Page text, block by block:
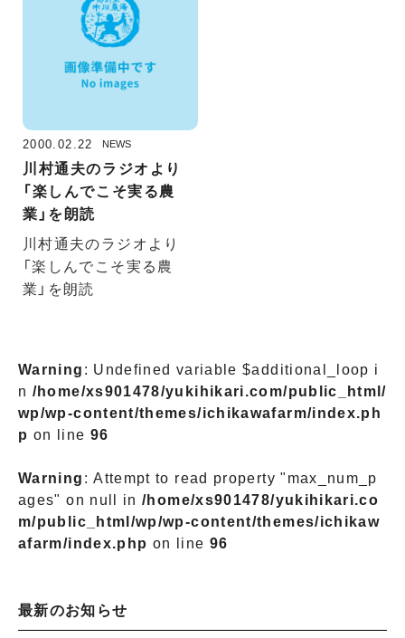
2000.02.22 NEWS
川村通夫のラジオより
「楽しんでこそ実る農
業」を朗読
川村通夫のラジオより
「楽しんでこそ実る農
業」を朗読
Warning: Undefined variable $additional_loop i
n /home/xs901478/yukihikari.com/public_html/
wp/wp-content/themes/ichikawafarm/index.ph
p on line 96
Warning: Attempt to read property "max_num_p
ages" on null in/home/xs901478/yukihikari.co
m/public_html/wp/wp-content/themes/ichikaw
afarm/index.php on line 96
最新のお知らせ